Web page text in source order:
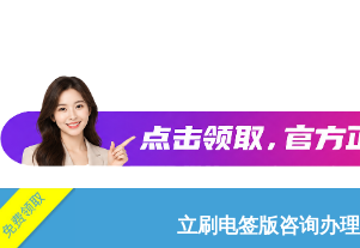
立刷电签版咨询办理